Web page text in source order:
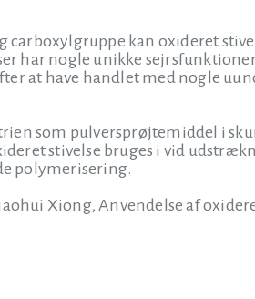
carboxylgruppe kan oxideret
har nogle unikke
at have handlet med nogle
som pulversprøjtemiddel i
stivelse bruges i vid
polymerisering.
Xiong, Anvendelse af